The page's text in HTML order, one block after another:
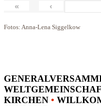
« ‹
Fotos: Anna-Lena Siggelkow
KIRCHEN •